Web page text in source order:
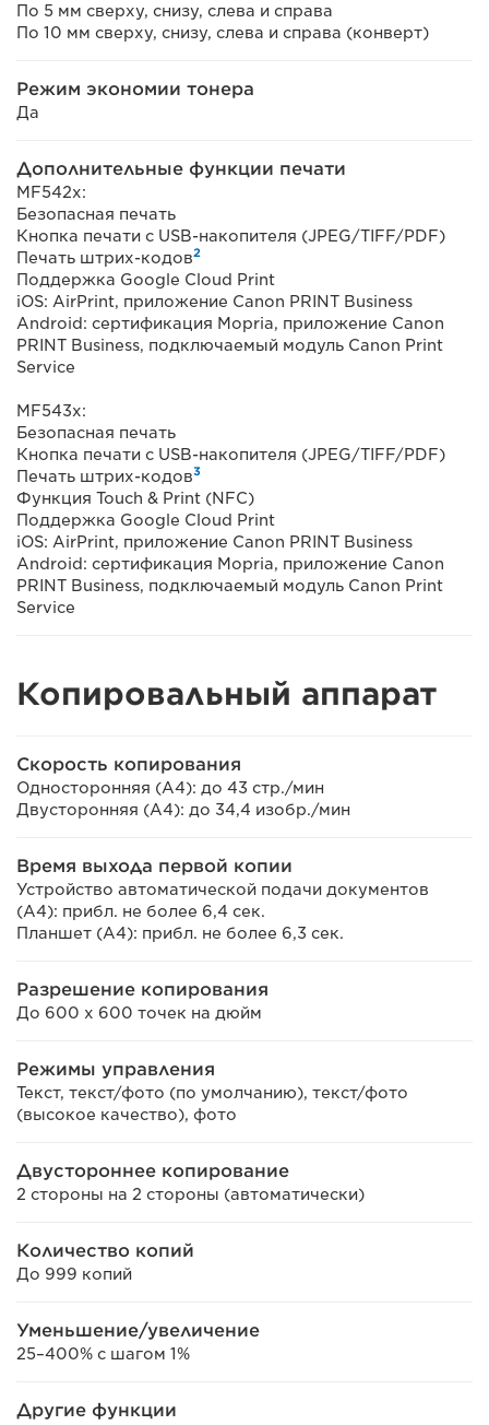
По 5 мм сверху, снизу, слева и справа
По 10 мм сверху, снизу, слева и справа (конверт)
Режим экономии тонера
Да
Дополнительные функции печати
MF542x:
Безопасная печать
Кнопка печати с USB-накопителя (JPEG/TIFF/PDF)
Печать штрих-кодов2
Поддержка Google Cloud Print
iOS: AirPrint, приложение Canon PRINT Business
Android: сертификация Mopria, приложение Canon
PRINT Business, подключаемый модуль Canon Print
Service
MF543x:
Безопасная печать
Кнопка печати с USB-накопителя (JPEG/TIFF/PDF)
Печать штрих-кодов3
Функция Touch & Print (NFC)
Поддержка Google Cloud Print
iOS: AirPrint, приложение Canon PRINT Business
Android: сертификация Mopria, приложение Canon
PRINT Business, подключаемый модуль Canon Print
Service
Копировальный аппарат
Скорость копирования
Односторонняя (A4): до 43 стр./мин
Двусторонняя (A4): до 34,4 изобр./мин
Время выхода первой копии
Устройство автоматической подачи документов
(A4): прибл. не более 6,4 сек.
Планшет (A4): прибл. не более 6,3 сек.
Разрешение копирования
До 600 х 600 точек на дюйм
Режимы управления
Текст, текст/фото (по умолчанию), текст/фото
(высокое качество), фото
Двустороннее копирование
2 стороны на 2 стороны (автоматически)
Количество копий
До 999 копий
Уменьшение/увеличение
25–400% с шагом 1%
Другие функции